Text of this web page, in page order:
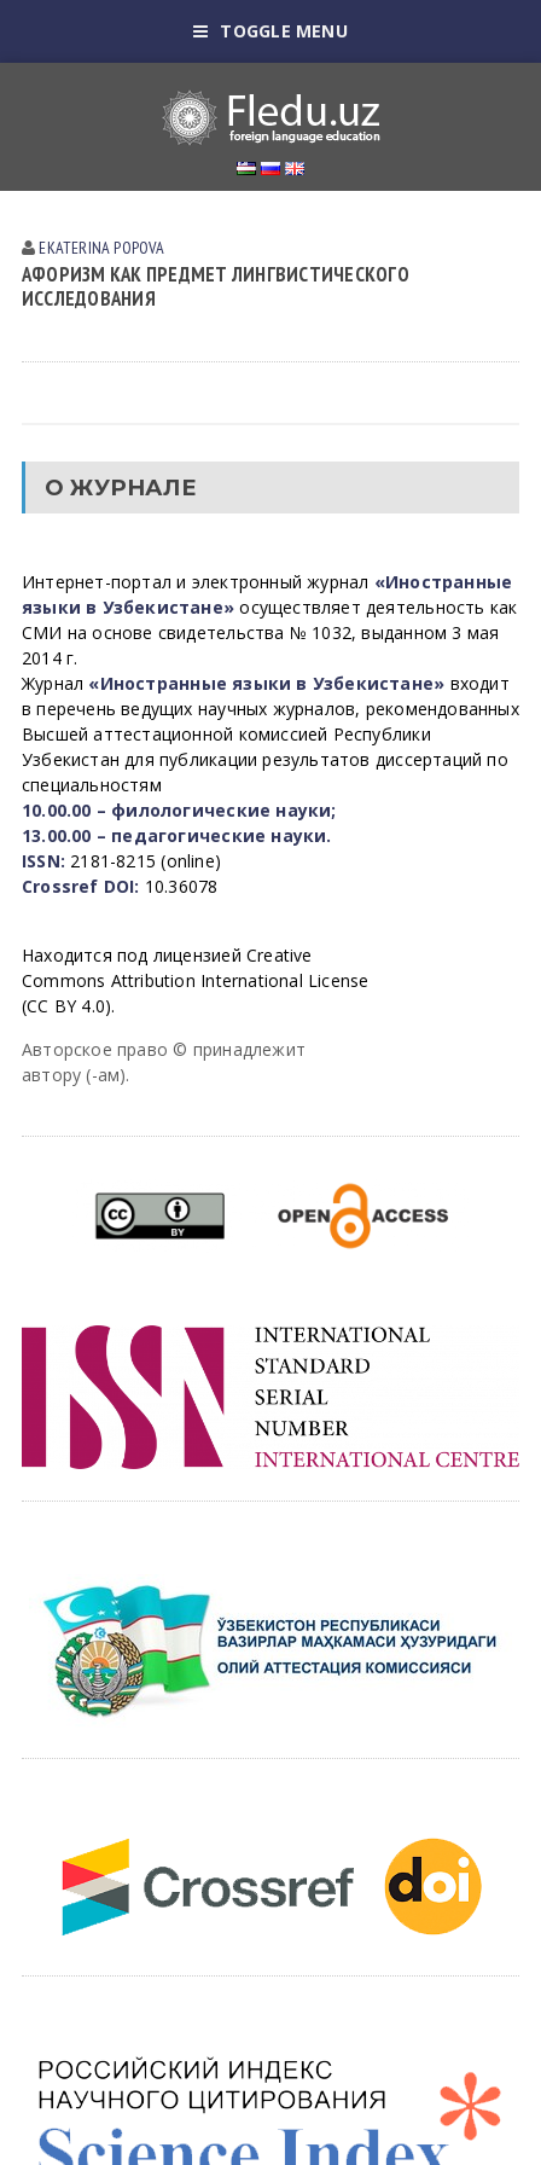
TOGGLE MENU
EKATERINA POPOVA
АФОРИЗМ КАК ПРЕДМЕТ ЛИНГВИСТИЧЕСКОГО
ИССЛЕДОВАНИЯ
О ЖУРНАЛЕ
Интернет-портал и электронный журнал «Иностранные
языки в Узбекистане» осуществляет деятельность как
СМИ на основе свидетельства № 1032, выданном 3 мая
2014 г.
Журнал «Иностранные языки в Узбекистане» входит
в перечень ведущих научных журналов, рекомендованных
Высшей аттестационной комиссией Республики
Узбекистан для публикации результатов диссертаций по
специальностям
10.00.00 – филологические науки;
13.00.00 – педагогические науки.
ISSN: 2181-8215 (online)
Crossref DOI: 10.36078
Находится под лицензией Creative
Commons Attribution International License
(CC BY 4.0).
Авторское право © принадлежит
автору (-ам).